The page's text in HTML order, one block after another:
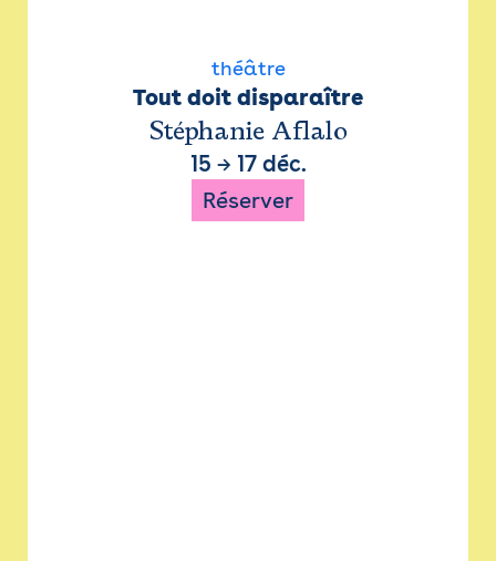
théâtre
Tout doit disparaître
Stéphanie Aflalo
15 → 17 déc.
Réserver